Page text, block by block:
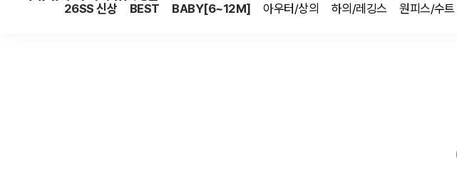
26SS 신상 BEST BABY[6~12M] 아우터/상의 하의/레깅스 원피스/수트